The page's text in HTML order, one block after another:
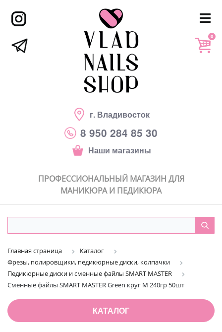
г. Владивосток
8 950 284 85 30
Наши магазины
0
ПРОФЕССИОНАЛЬНЫЙ МАГАЗИН ДЛЯ
МАНИКЮРА И ПЕДИКЮРА
Главная страница
Каталог
Фрезы, полировщики, педикюрные диски, колпачки
Педикюрные диски и сменные файлы SMART MASTER
Сменные файлы SMART MASTER Green круг M 240гр 50шт
КАТАЛОГ